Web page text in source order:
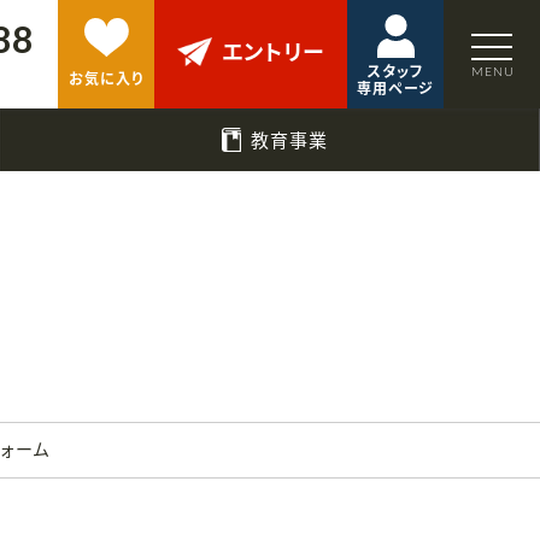
お気に入り
エントリー
スタッフ
専用ページ
教育事業
ーム